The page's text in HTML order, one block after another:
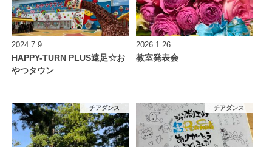
2024.7.9
HAPPY-TURN PLUS遠足☆お
やつタウン
2026.1.26
教室発表会
チアダンス チアダンス